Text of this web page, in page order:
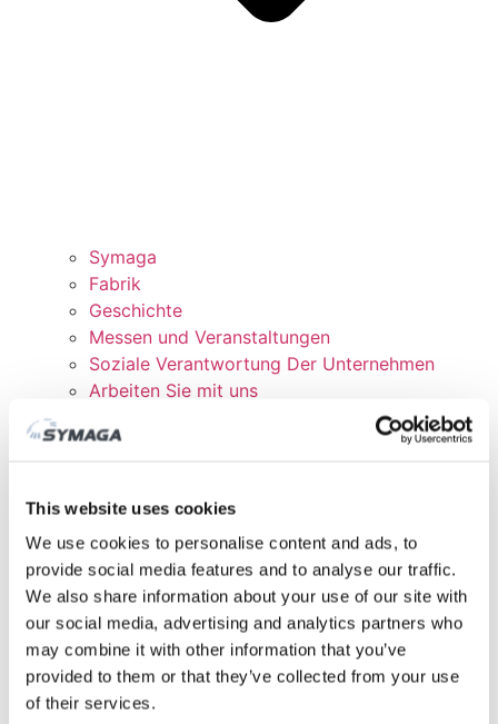
This website uses cookies
We use cookies to personalise content and ads, to
provide social media features and to analyse our traffic.
We also share information about your use of our site with
our social media, advertising and analytics partners who
may combine it with other information that you’ve
provided to them or that they’ve collected from your use
of their services.
Symaga
Fabrik
Geschichte
Messen und Veranstaltungen
Soziale Verantwortung Der Unternehmen
Arbeiten Sie mit uns
DOWNLOADEN